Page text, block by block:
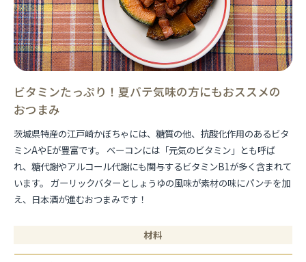
ビタミンたっぷり！夏バテ気味の方にもおススメの
おつまみ
茨城県特産の江戸崎かぼちゃには、糖質の他、抗酸化作用のあるビタ
ミンAやEが豊富です。 ベーコンには「元気のビタミン」とも呼ば
れ、糖代謝やアルコール代謝にも関与するビタミンB1が多く含まれて
います。 ガーリックバターとしょうゆの風味が素材の味にパンチを加
え、日本酒が進むおつまみです！
材料